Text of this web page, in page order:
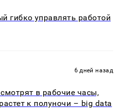
гибко управлять работой
6 дней назад
в рабочие часы,
к полуночи – big data